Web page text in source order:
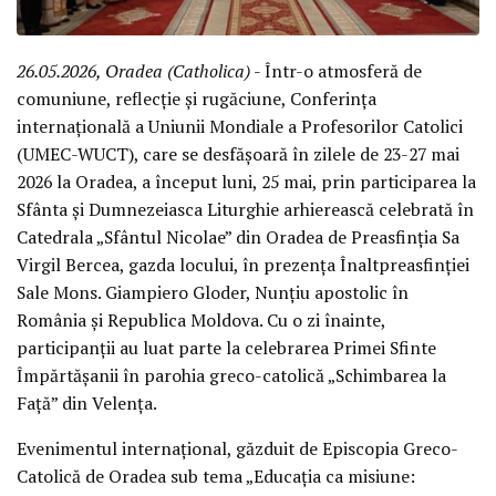
26.05.2026, Oradea (Catholica)- Într-o atmosferă de
comuniune, reflecție și rugăciune, Conferința
internațională a Uniunii Mondiale a Profesorilor Catolici
(UMEC-WUCT), care se desfășoară în zilele de 23-27 mai
2026 la Oradea, a început luni, 25 mai, prin participarea la
Sfânta și Dumnezeiasca Liturghie arhierească celebrată în
Catedrala „Sfântul Nicolae” din Oradea de Preasfinția Sa
Virgil Bercea, gazda locului, în prezența Înaltpreasfinției
Sale Mons. Giampiero Gloder, Nunțiu apostolic în
România și Republica Moldova. Cu o zi înainte,
participanții au luat parte la celebrarea Primei Sfinte
Împărtășanii în parohia greco-catolică „Schimbarea la
Față” din Velența.
Evenimentul internațional, găzduit de Episcopia Greco-
Catolică de Oradea sub tema „Educația ca misiune: